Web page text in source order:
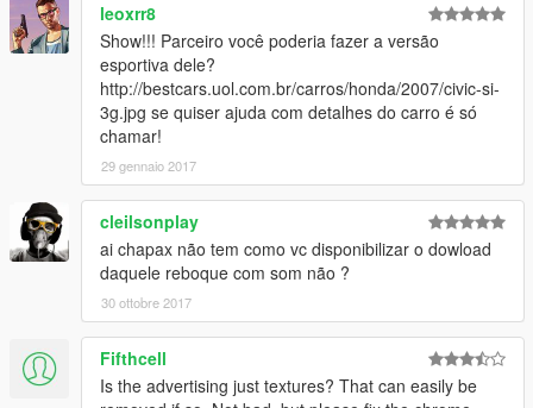
leoxrr8
Show!!! Parceiro você poderia fazer a versão
esportiva dele?
http://bestcars.uol.com.br/carros/honda/2007/civic-si-
3g.jpg se quiser ajuda com detalhes do carro é só
chamar!
29 gennaio 2017
cleilsonplay
ai chapax não tem como vc disponibilizar o dowload
daquele reboque com som não ?
30 ottobre 2017
Fifthcell
Is the advertising just textures? That can easily be